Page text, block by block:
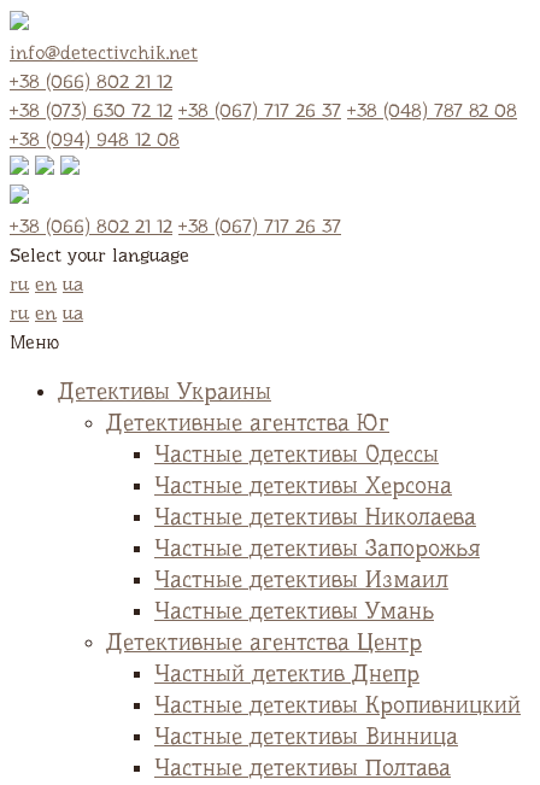
info@detectivchik.net
+38 (066) 802 21 12
+38 (073) 630 72 12 +38 (067) 717 26 37 +38 (048) 787 82 08
+38 (094) 948 12 08
+38 (066) 802 21 12 +38 (067) 717 26 37
Select your language
ru en ua
ru en ua
Меню
Детективы Украины
Детективные агентства Юг
Частные детективы Одессы
Частные детективы Херсона
Частные детективы Николаева
Частные детективы Запорожья
Частные детективы Измаил
Частные детективы Умань
Детективные агентства Центр
Частный детектив Днепр
Частные детективы Кропивницкий
Частные детективы Винница
Частные детективы Полтава